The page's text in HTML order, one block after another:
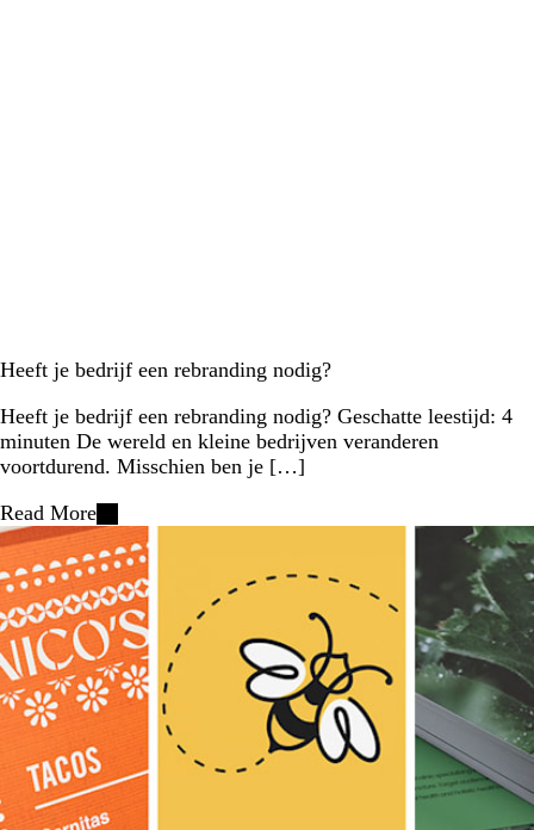
Heeft je bedrijf een rebranding nodig?
Heeft je bedrijf een rebranding nodig? Geschatte leestijd: 4
minuten De wereld en kleine bedrijven veranderen
voortdurend. Misschien ben je […]
Read More